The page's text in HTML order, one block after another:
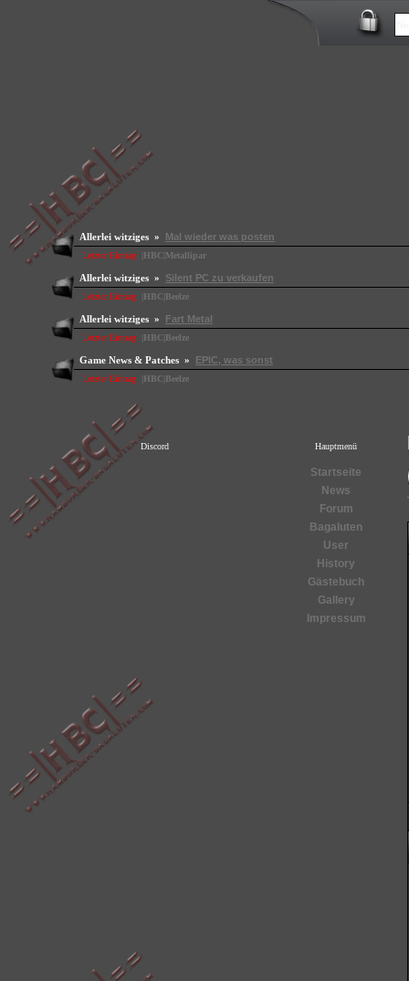
Allerlei witziges » Mal wieder was posten
Letzter Eintrag: |HBC|Metallipar
Allerlei witziges » Silent PC zu verkaufen
Letzter Eintrag: |HBC|Beelze
Allerlei witziges » Fart Metal
Letzter Eintrag: |HBC|Beelze
Game News & Patches » EPIC, was sonst
Letzter Eintrag: |HBC|Beelze
Discord Hauptmenü
Startseite
News
Forum
Bagaluten
User
History
Gästebuch
Gallery
Impressum